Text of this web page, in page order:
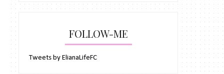
FOLLOW-ME
Tweets by ElianaLifeFC